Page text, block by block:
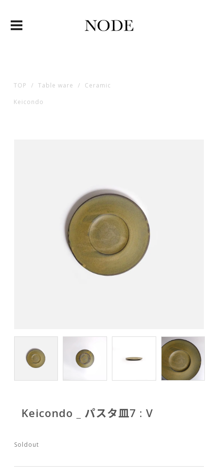
TOP Table ware
Ceramic
Keicondo
Keicondo _ パスタ皿7 : V
Soldout